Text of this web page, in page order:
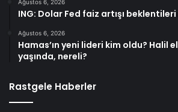
Ağustos 6, 2026
ING: Dolar Fed faiz artışı
Ağustos 6, 2026
Hamas’ın yeni lideri kim oldu? Halil
yaşında, nereli?
Rastgele Haberler